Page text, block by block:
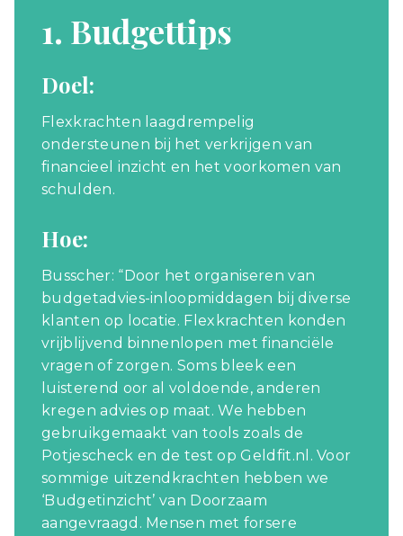
1. Budgettips
Doel:
Flexkrachten laagdrempelig
ondersteunen bij het verkrijgen van
financieel inzicht en het voorkomen van
schulden.
Hoe:
Busscher: “Door het organiseren van
budgetadvies-inloopmiddagen bij diverse
klanten op locatie. Flexkrachten konden
vrijblijvend binnenlopen met financiële
vragen of zorgen. Soms bleek een
luisterend oor al voldoende, anderen
kregen advies op maat. We hebben
gebruikgemaakt van tools zoals de
Potjescheck en de test op Geldfit.nl. Voor
sommige uitzendkrachten hebben we
‘Budgetinzicht’ van Doorzaam
aangevraagd. Mensen met forsere